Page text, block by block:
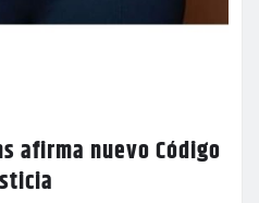
afirma nuevo Código